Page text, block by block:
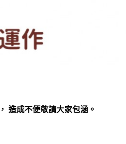
造成不便敬請大家包涵。